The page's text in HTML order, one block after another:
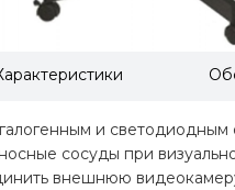
и
сосуды при
внешнюю